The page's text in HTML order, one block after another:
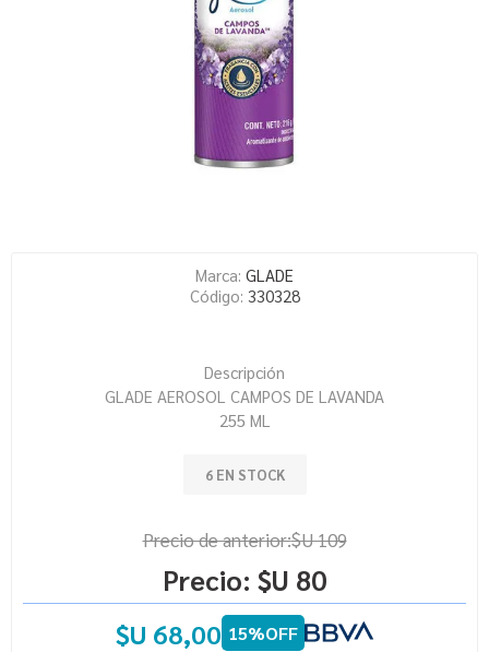
Marca: GLADE
Código: 330328
Descripción
GLADE AEROSOL CAMPOS DE LAVANDA
255 ML
6 EN STOCK
Precio de anterior:$U 109
Precio: $U 80
$U 68,00 15%OFF